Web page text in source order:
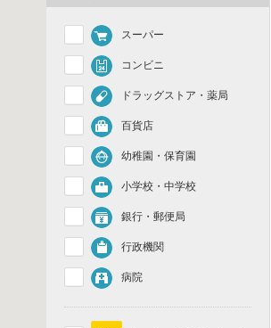
スーパー
コンビニ
ドラッグストア・薬局
百貨店
幼稚園・保育園
小学校・中学校
銀行・郵便局
行政機関
病院